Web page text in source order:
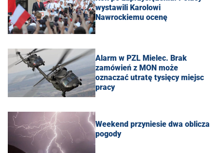
wystawili Karolowi
Nawrockiemu ocenę
Alarm w PZL Mielec. Brak
zamówień z MON może
oznaczać utratę tysięcy miejsc
pracy
Weekend przyniesie dwa oblicza
pogody